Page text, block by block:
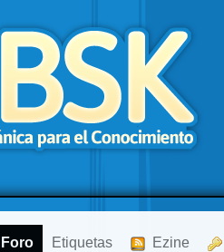
Foro Etiquetas Ezine